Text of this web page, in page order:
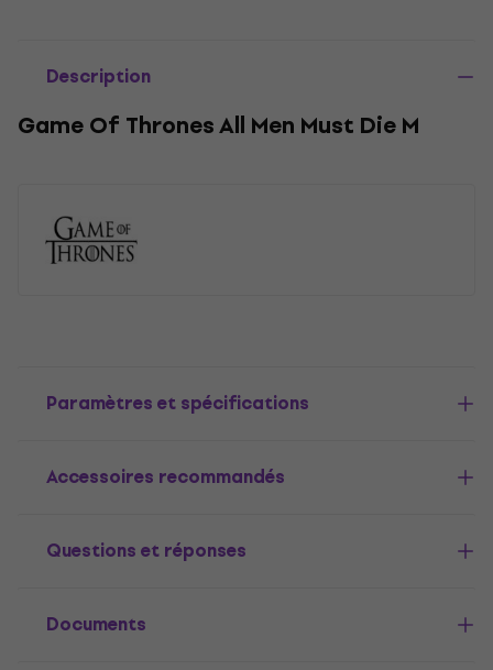
Description
Game Of Thrones All Men Must Die M
Paramètres et spécifications
Accessoires recommandés
Questions et réponses
Documents